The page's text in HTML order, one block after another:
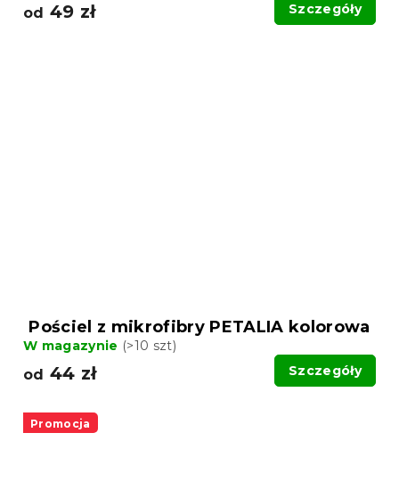
od 49 zł Szczegóły
Pościel z mikrofibry PETALIA kolorowa
W magazynie (>10 szt)
od 44 zł Szczegóły
Promocja